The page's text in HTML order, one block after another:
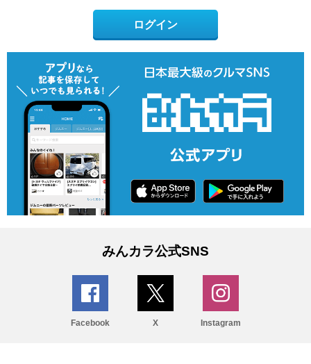
ログイン
みんカラ公式SNS
Facebook X Instagram